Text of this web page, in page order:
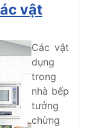
vật
Các vật
dụng
trong
nhà bếp
tưởng
chừng